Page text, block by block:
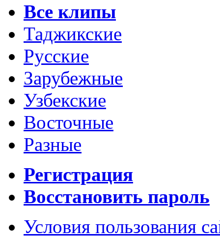
Все клипы
Таджикские
Русские
Зарубежные
Узбекские
Восточные
Разные
Регистрация
Восстановить пароль
Условия пользования